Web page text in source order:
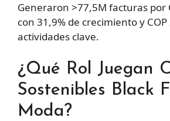
Generaron >77,5M facturas por
con 31,9% de crecimiento y
actividades clave.
¿Qué Rol Juegan
Sostenibles Black
Moda?